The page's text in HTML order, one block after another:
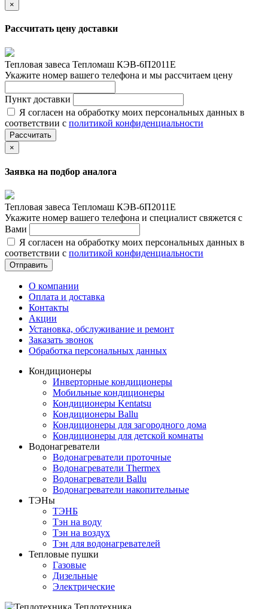
×
Рассчитать цену доставки
Тепловая завеса Тепломаш КЭВ-6П2011Е
Укажите номер вашего телефона и мы рассчитаем цену
Пункт доставки
Я согласен на обработку моих персональных данных в
соответствии с политикой конфиденциальности
Рассчитать
×
Заявка на подбор аналога
Тепловая завеса Тепломаш КЭВ-6П2011Е
Укажите номер вашего телефона и специалист свяжется с
Вами
Я согласен на обработку моих персональных данных в
соответствии с политикой конфиденциальности
Отправить
О компании
Оплата и доставка
Контакты
Акции
Установка, обслуживание и ремонт
Заказать звонок
Обработка персональных данных
Кондиционеры
Инверторные кондиционеры
Мобильные кондиционеры
Кондиционеры Kentatsu
Кондиционеры Ballu
Кондиционеры для загородного дома
Кондиционеры для детской комнаты
Водонагреватели
Водонагреватели проточные
Водонагреватели Thermex
Водонагреватели Ballu
Водонагреватели накопительные
ТЭНы
ТЭНБ
Тэн на воду
Тэн на воздух
Тэн для водонагревателей
Тепловые пушки
Газовые
Дизельные
Электрические